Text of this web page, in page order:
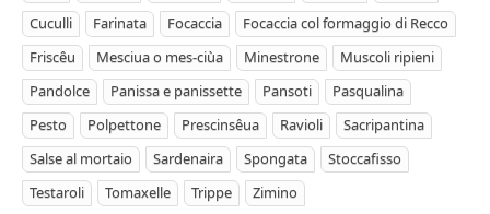
Cuculli
Farinata Focaccia
Focaccia col formaggio di Recco
Friscêu
Mesciua o mes-ciùa Minestrone
Muscoli ripieni
Pandolce
Panissa e panissette Pansoti
Pasqualina
Pesto
Polpettone Prescinsêua Ravioli
Sacripantina
Salse al mortaio
Sardenaira Spongata
Stoccafisso
Testaroli
Tomaxelle Trippe Zimino